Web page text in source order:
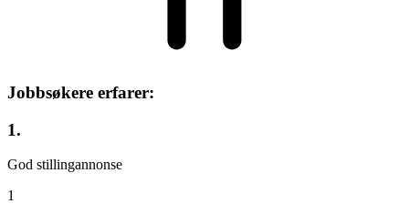
Jobbsøkere erfarer:
1.
God stillingannonse
1